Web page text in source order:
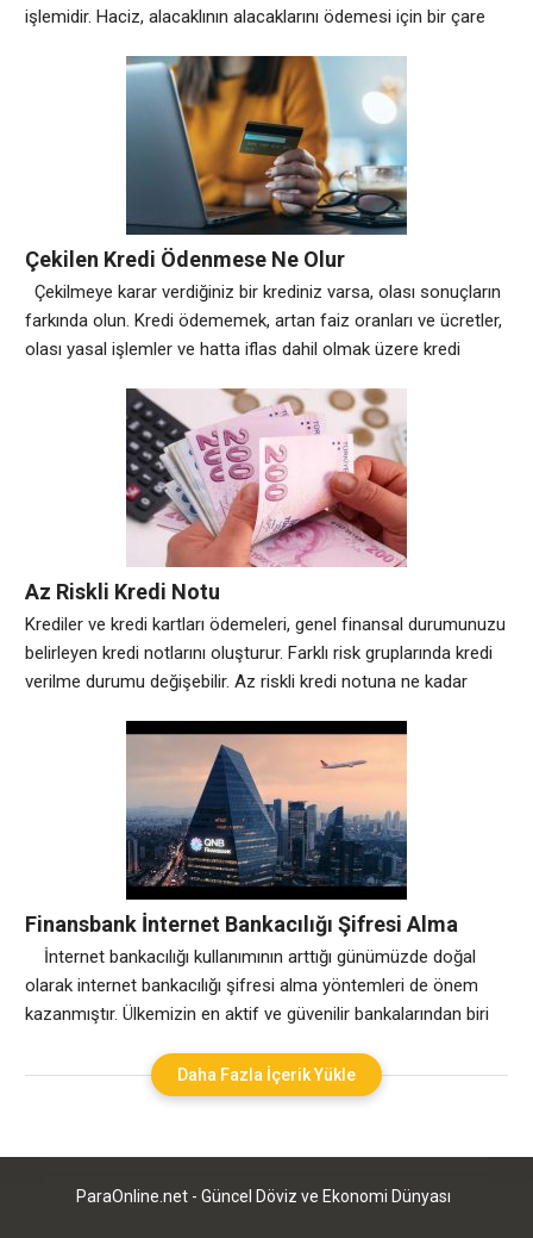
işlemidir. Haciz, alacaklının alacaklarını ödemesi için bir çare
Başlar? Krediler ödenmezse, alacaklı banka veya finans
kuruluşu tarafından haciz işlemlerine başlanabilir. Ancak haciz
işlemlerine başlanmadan önce, alacaklının borçluya bir ödeme
Çekilen Kredi Ödenmese Ne Olur
Çekilmeye karar verdiğiniz bir krediniz varsa, olası sonuçların
farkında olun. Kredi ödememek, artan faiz oranları ve ücretler,
olası yasal işlemler ve hatta iflas dahil olmak üzere kredi
hayatınızı etkileyebileceği yollardan sadece birkaçı; Kredi
Puanınız Bir Darbe Alabilir Mevcut bir borcunuz veya hala
ödenmemiş kredileriniz varsa, çekilen
Az Riskli Kredi Notu
Krediler ve kredi kartları ödemeleri, genel finansal durumunuzu
belirleyen kredi notlarını oluşturur. Farklı risk gruplarında kredi
verilme durumu değişebilir. Az riskli kredi notuna ne kadar
isteyenler merak ettiği konulardır. Findeks üzerinden rahatlık
görülebilen kredi notları, finans sektöründe kredi alabilme
olasılığınızı ve de ne kadar kredi alabileceğinizi
Finansbank İnternet Bankacılığı Şifresi Alma
Yöntemleri
İnternet bankacılığı kullanımının arttığı günümüzde doğal
olarak internet bankacılığı şifresi alma yöntemleri de önem
kazanmıştır. Ülkemizin en aktif ve güvenilir bankalarından biri
oldukça kolay ve alternatifli yollara sahiptir. Bankacılık
sektöründe şifre kavramı, günümüzde teknoloji hırsızlıklarının
finansbank internet
Daha Fazla İçerik Yükle
ParaOnline.net - Güncel Döviz ve Ekonomi Dünyası